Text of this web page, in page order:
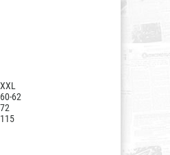
XXL
60-62
72
115